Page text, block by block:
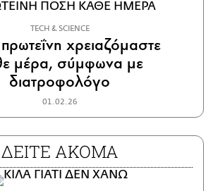
ΤECH & SCIENCE
χρειαζόμαστε
μέρα, σύμφωνα με
διατροφολόγο
01.02.26
ΔΕΙΤΕ ΑΚΟΜΑ